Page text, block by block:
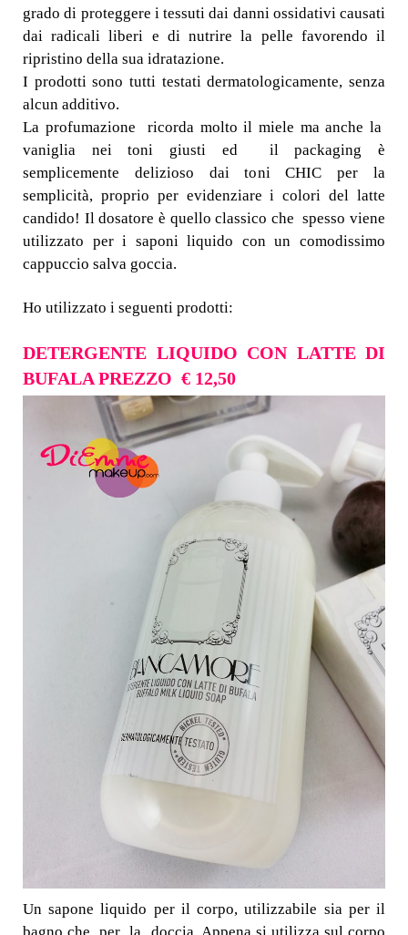
grado di proteggere i tessuti dai danni ossidativi causati
dai radicali liberi e di nutrire la pelle favorendo il
ripristino della sua idratazione.
I prodotti sono tutti testati dermatologicamente, senza
alcun additivo.
La profumazione ricorda molto il miele ma anche la
vaniglia nei toni giusti ed il packaging è
semplicemente delizioso dai toni CHIC per la
semplicità, proprio per evidenziare i colori del latte
candido! Il dosatore è quello classico che spesso viene
utilizzato per i saponi liquido con un comodissimo
cappuccio salva goccia.
Ho utilizzato i seguenti prodotti:
DETERGENTE LIQUIDO CON LATTE DI
BUFALA PREZZO € 12,50
Un sapone liquido per il corpo, utilizzabile sia per il